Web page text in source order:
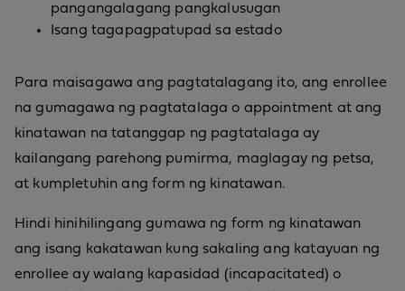
pangangalagang pangkalusugan
Isang tagapagpatupad sa estado
Para maisagawa ang pagtatalagang ito, ang enrollee
na gumagawa ng pagtatalaga o appointment at ang
kinatawan na tatanggap ng pagtatalaga ay
kailangang parehong pumirma, maglagay ng petsa,
at kumpletuhin ang form ng kinatawan.
Hindi hinihilingang gumawa ng form ng kinatawan
ang isang kakatawan kung sakaling ang katayuan ng
enrollee ay walang kapasidad (incapacitated) o